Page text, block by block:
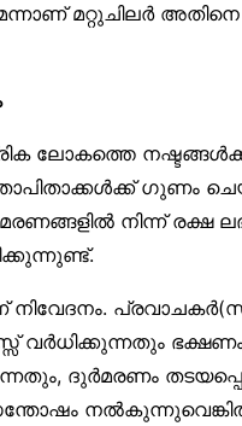
മറ്റുചിലർ അതിനെ
ലോകത്തെ
ഗുണം
നിന്ന് രക്ഷ
നിവേദനം.
ദുർമരണം